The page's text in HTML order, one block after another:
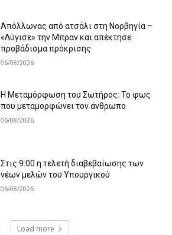
Απόλλωνας από ατσάλι στη Νορβηγία –
«Λύγισε» την Μπραν και απέκτησε
προβάδισμα πρόκρισης
06/08/2026
Η Μεταμόρφωση του Σωτήρος: Το φως
που μεταμορφώνει τον άνθρωπο
06/08/2026
Στις 9:00 η τελετή διαβεβαίωσης των
νέων μελών του Υπουργικού
06/08/2026
Load more